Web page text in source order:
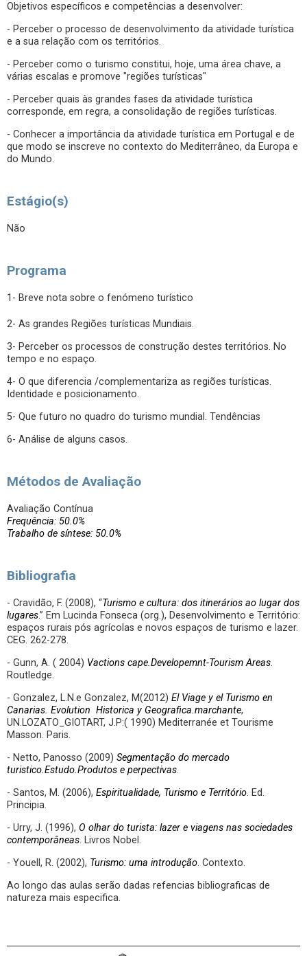
Objetivos específicos e competências a desenvolver:
- Perceber o processo de desenvolvimento da atividade turística
e a sua relação com os territórios.
- Perceber como o turismo constitui, hoje, uma área chave, a
várias escalas e promove "regiões turísticas"
- Perceber quais às grandes fases da atividade turística
corresponde, em regra, a consolidação de regiões turísticas.
- Conhecer a importância da atividade turística em Portugal e de
que modo se inscreve no contexto do Mediterrâneo, da Europa e
do Mundo.
Estágio(s)
Não
Programa
1- Breve nota sobre o fenómeno turístico
2- As grandes Regiões turísticas Mundiais.
3- Perceber os processos de construção destes territórios. No
tempo e no espaço.
4- O que diferencia /complementariza as regiões turísticas.
Identidade e posicionamento.
5- Que futuro no quadro do turismo mundial. Tendências
6- Análise de alguns casos.
Métodos de Avaliação
Avaliação Contínua
Frequência: 50.0%
Trabalho de síntese: 50.0%
Bibliografia
- Cravidão, F. (2008), “Turismo e cultura: dos itinerários ao lugar dos
lugares.” Em Lucinda Fonseca (org.), Desenvolvimento e Território:
espaços rurais pós agrícolas e novos espaços de turismo e lazer.
CEG. 262-278.
- Gunn, A. ( 2004) Vactions cape.Developemnt-Tourism Areas.
Routledge.
- Gonzalez, L.N.e Gonzalez, M(2012) El Viage y el Turismo en
Canarias. Evolution Historica y Geografica.marchante,
UN.LOZATO_GIOTART, J.P:( 1990) Mediterranée et Tourisme
Masson. Paris.
- Netto, Panosso (2009) Segmentação do mercado
turistico.Estudo.Produtos e perpectivas.
- Santos, M. (2006), Espiritualidade, Turismo e Território. Ed.
Principia.
- Urry, J. (1996), O olhar do turista: lazer e viagens nas sociedades
contemporâneas. Livros Nobel.
- Youell, R. (2002), Turismo: uma introdução. Contexto.
Ao longo das aulas serão dadas refencias bibliograficas de
natureza mais especifica.